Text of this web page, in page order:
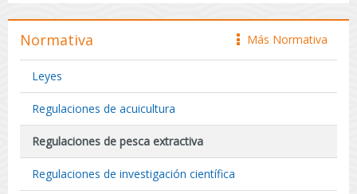
icono
Más Normativa
Normativa
Leyes
Regulaciones de acuicultura
Regulaciones de pesca extractiva
Regulaciones de investigación científica